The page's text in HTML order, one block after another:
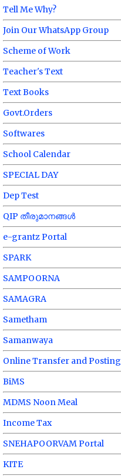
Tell Me Why?
Join Our WhatsApp Group
Scheme of Work
Teacher's Text
Text Books
Govt.Orders
Softwares
School Calendar
SPECIAL DAY
Dep Test
QIP തീരുമാനങ്ങൾ
e-grantz Portal
SPARK
SAMPOORNA
SAMAGRA
Sametham
Samanwaya
Online Transfer and Posting
BiMS
MDMS Noon Meal
Income Tax
SNEHAPOORVAM Portal
KITE